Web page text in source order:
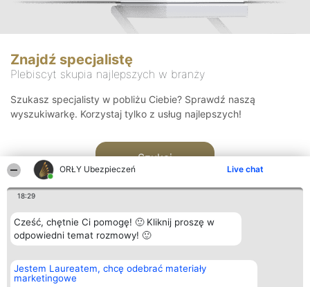
ORŁY Ubezpieczeń Live chat
18:29
Cześć, chętnie Ci pomogę! 🙂 Kliknij proszę w
odpowiedni temat rozmowy! 🙂
Jestem Laureatem, chcę odebrać materiały
marketingowe
Znajdź specjalistę
Plebiscyt skupia najlepszych w branży
Szukasz specjalisty w pobliżu Ciebie? Sprawdź naszą
wyszukiwarkę. Korzystaj tylko z usług najlepszych!
Szukaj
Organizator plebiscytu
Bright Side Solutions sp. z o.
o. sp. k.
Plebiscyt
Laureaci
Kontakt
Kontakt